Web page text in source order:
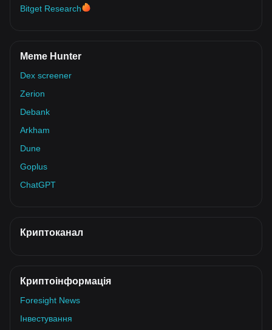
Bitget Research
Meme Hunter
Dex screener
Zerion
Debank
Arkham
Dune
Goplus
ChatGPT
Криптоканал
Криптоінформація
Foresight News
Інвестування